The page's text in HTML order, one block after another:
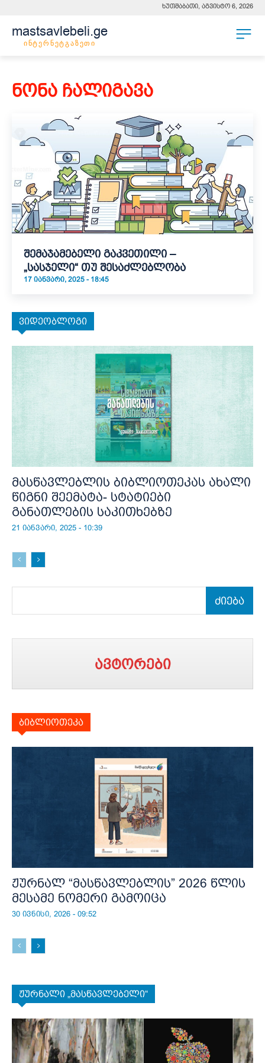
ხუთშაბათი, აგვისტო 6, 2026
mastsavlebeli.ge
ინტერნეტგაზეთი
ნონა ჩალიგავა
შემაჯამებელი გაკვეთილი –
„სასჯელი“ თუ შესაძლებლობა
17 ᲘᲐᲜᲕᲐᲠᲘ, 2025 - 18:45
ვიდეობლოგი
მასწავლებლის ბიბლიოთეკას ახალი
წიგნი შეემატა- სტატიები
განათლების საკითხებზე
21 იანვარი, 2025 - 10:39
ძიება
ავტორები
ბიბლიოთეკა
ჟურნალ “მასწავლებლის” 2026 წლის
მესამე ნომერი გამოიცა
30 ივნისი, 2026 - 09:52
ჟურნალი „მასწავლებელი“